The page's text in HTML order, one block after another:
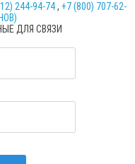
244-94-74, +7 (800) 707-62-
ДЛЯ СВЯЗИ